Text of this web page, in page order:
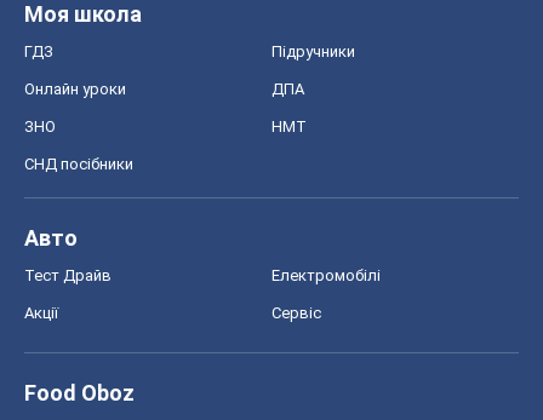
Моя школа
ГДЗ Підручники
Онлайн уроки ДПА
ЗНО НМТ
СНД посібники
Авто
Тест Драйв Електромобілі
Акції Сервіс
Food Oboz